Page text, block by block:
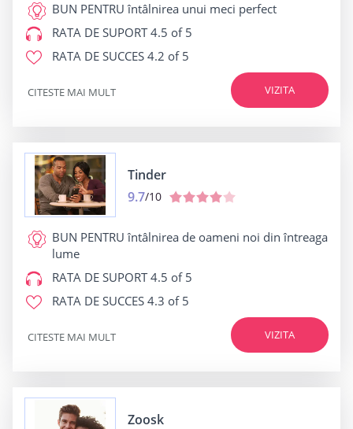
BUN PENTRU întâlnirea unui meci perfect
RATA DE SUPORT4.5 of 5
RATA DE SUCCES 4.2 of 5
VIZITA
CITESTE MAI MULT
Tinder
9.7/10
BUN PENTRU întâlnirea de oameni noi din întreaga
lume
RATA DE SUPORT4.5 of 5
RATA DE SUCCES 4.3 of 5
VIZITA
CITESTE MAI MULT
Zoosk